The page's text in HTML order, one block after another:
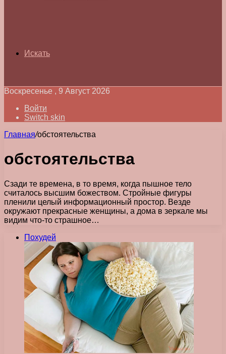
Искать
Воскресенье , 9 Август 2026
Войти
Switch skin
Главная/обстоятельства
обстоятельства
Сзади те времена, в то время, когда пышное тело
считалось высшим божеством. Стройные фигуры
пленили целый информационный простор. Везде
окружают прекрасные женщины, а дома в зеркале мы
видим что-то страшное…
Похудей